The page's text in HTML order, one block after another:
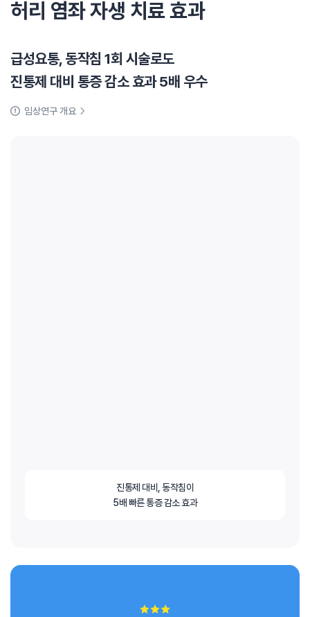
허리 염좌 자생 치료 효과
급성요통, 동작침 1회 시술로도
진통제 대비 통증 감소 효과 5배 우수
임상연구 개요
진통제 대비, 동작침이
5배 빠른 통증 감소 효과